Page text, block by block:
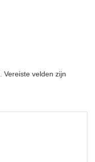
Vereiste velden zijn